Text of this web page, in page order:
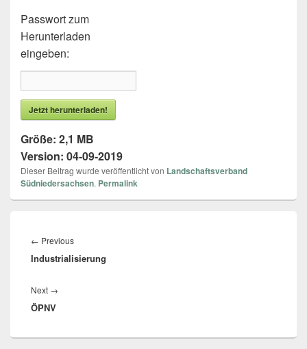
Passwort zum
Herunterladen
eingeben:
Jetzt herunterladen!
Größe: 2,1 MB
Version: 04-09-2019
Dieser Beitrag wurde veröffentlicht von Landschaftsverband
Südniedersachsen. Permalink
← Previous
post:
Industrialisierung
Next →
ÖPNV